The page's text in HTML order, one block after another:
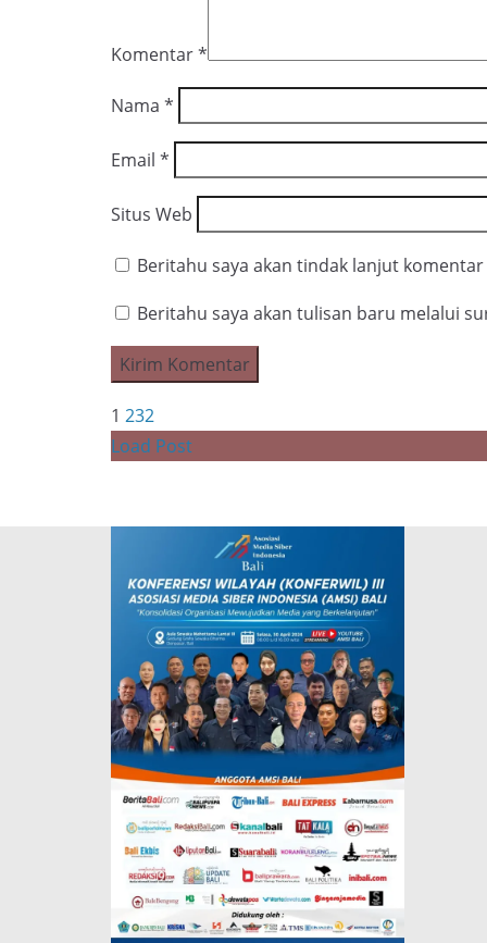
Komentar*
Nama *
Email *
Situs Web
Beritahu saya akan tindak lanjut
Beritahu saya akan tulisan baru melalui
1 232
Load Post